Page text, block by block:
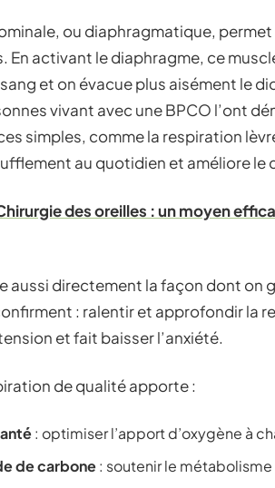
ou diaphragmatique, permet
En activant le diaphragme, ce
et on évacue plus aisément le
vivant avec une BPCO l’ont
simples, comme la respiration
au quotidien et améliore le
des oreilles : un moyen
aussi directement la façon dont on
: ralentir et approfondir la
et fait baisser l’anxiété.
de qualité apporte :
: optimiser l’apport d’oxygène à
de carbone: soutenir le